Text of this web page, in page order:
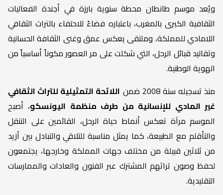
ويُعد موسم طانطان محطة سنوية بارزة في أجندة الفعاليات
الثقافية الكبرى بالمغرب، باعتباره فضاءً للاحتفاء بالتراث الثقافي
اللامادي للمملكة، وملتقى يعكس عمق وغنى الثقافة الحسانية
وتقاليد قبائل الرحل، التي شكلت على مر العصور مكوناً أساسياً من
الهوية الوطنية.
منذ تسجيله سنة 2008 ضمن
اللائحة التمثيلية للتراث الثقافي
غير المادي للإنسانية من طرف منظمة اليونسكو، أصبح
الموسم مرآة تعكس أنماط حياة الرحل، القائمين على التنقل
والتأقلم مع الطبيعة، كما يمثل مناسبة للتلاقي والتبادل بين أزيد
من ثلاثين قبيلة من مختلف جهات المملكة وخارجها، يجتمعون
لحفظ وصون تراثهم المشترك عبر الفنون والعادات والممارسات
التقليدية.